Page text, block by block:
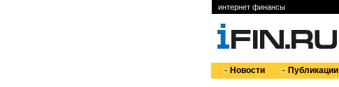
интернет финансы
Новости Публикации